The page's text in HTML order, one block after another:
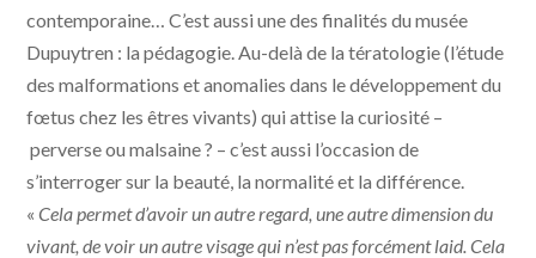
contemporaine… C’est aussi une des finalités du musée
Dupuytren : la pédagogie. Au-delà de la tératologie (l’étude
des malformations et anomalies dans le développement du
fœtus chez les êtres vivants) qui attise la curiosité –
perverse ou malsaine ? – c’est aussi l’occasion de
s’interroger sur la beauté, la normalité et la différence.
«Cela permet d’avoir un autre regard, une autre dimension du
vivant, de voir un autre visage qui n’est pas forcément laid. Cela